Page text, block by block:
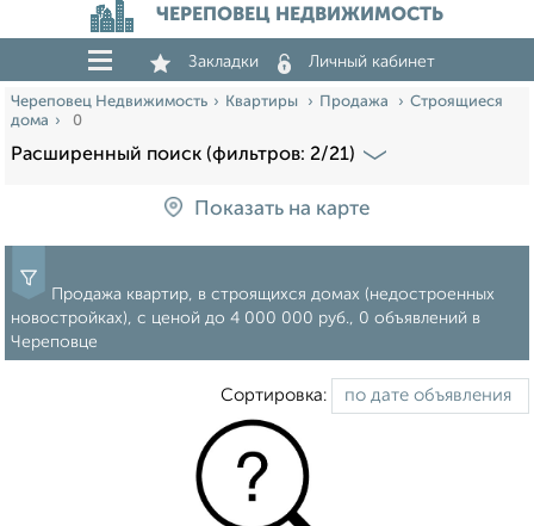
ЧЕРЕПОВЕЦ НЕДВИЖИМОСТЬ
Закладки Личный кабинет
Череповец Недвижимость Квартиры Продажа
Строящиеся
дома
0
Расширенный поиск (фильтров: 2/21)
Показать на карте
Продажа квартир, в строящихся домах (недостроенных
новостройках), c ценой до 4 000 000 руб., 0 объявлений в
Череповце
Сортировка: